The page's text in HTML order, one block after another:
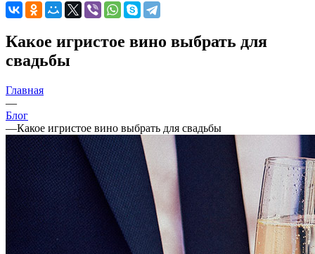
Какое игристое вино выбрать для
свадьбы
Главная
—
Блог
—Какое игристое вино выбрать для свадьбы